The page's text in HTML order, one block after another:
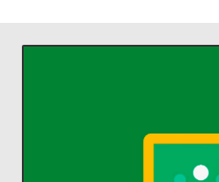
comunicarse y